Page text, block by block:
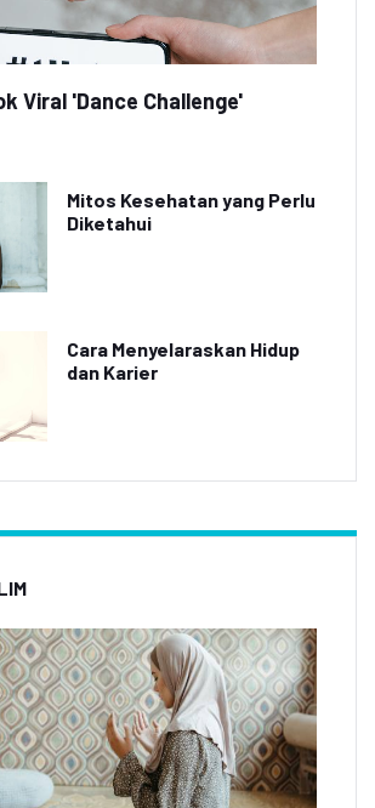
Viral 'Dance Challenge'
Mitos Kesehatan yang Perlu
Diketahui
Cara Menyelaraskan Hidup
dan Karier